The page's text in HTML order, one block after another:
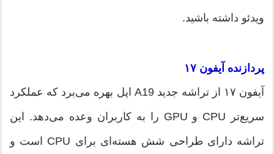
ویدئو داشته باشید.
پردازنده آیفون ۱۷
آیفون ۱۷ از تراشه جدید A19 اپل بهره می‌برد که عملکرد
سریع‌تر CPU و GPU را به کاربران وعده می‌دهد. این
تراشه دارای طراحی شش هسته‌ای برای CPU است و